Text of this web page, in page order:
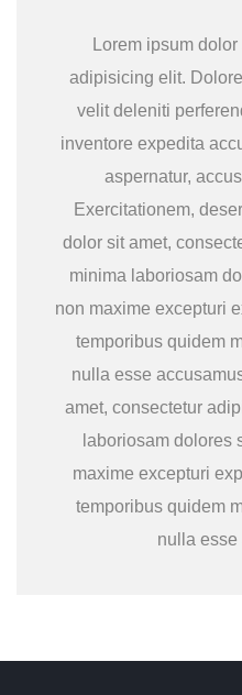
Lorem ipsum
adipisicing elit.
velit deleniti
inventore expedita
aspernatur,
Exercitationem,
dolor sit amet,
minima laboriosam
non maxime excepturi
temporibus quidem
nulla esse
amet, consectetur
laboriosam dolores
maxime excepturi
temporibus quidem
nulla esse